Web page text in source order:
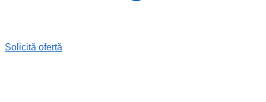
Solicită ofertă